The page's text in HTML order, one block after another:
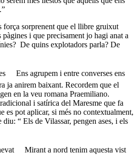
força sorprenent que el llibre gruixut
pàgines i que precisament jo hagi anat a
De quins explotadors parla? De
Ens agrupem i entre converses ens
ja anirem baixant. Recordem que el
en la veu romana Praemiliano.
i satírica del Maresme que fa
es pot aplicar, si més no contextualment,
diu: “ Els de Vilassar, pengen ases, i els
Mirant a nord tenim aquesta vist